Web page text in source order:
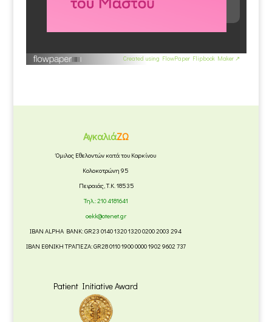
Created using FlowPaper Flipbook Maker ↗
ΑγκαλιάΖΩ
Όμιλος Εθελοντών κατά του Καρκίνου
Κολοκοτρώνη 95
Πειραιάς, Τ.Κ. 18535
Τηλ.:210 4181641
oekk@otenet.gr
IBAN ALPHA BANK: GR23 0140 1320 1320 0200 2003 294
IBAN ΕΘΝΙΚΗ ΤΡΑΠΕΖΑ: GR28 0110 1900 0000 1902 9602 737
Patient Initiative Award